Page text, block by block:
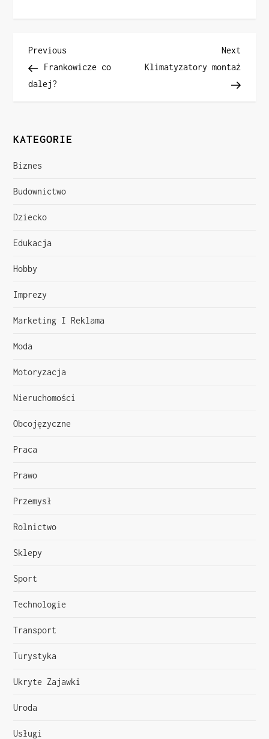
N
a
i
g
a
c
j
a
w
p
i
s
u
Previous
Post
Previous
Frankowicze co
dalej?
Next
Post
Next
Klimatyzatory montaż
KATEGORIE
Biznes
Budownictwo
Dziecko
Edukacja
Hobby
Imprezy
Marketing I Reklama
Moda
Motoryzacja
Nieruchomości
Obcojęzyczne
Praca
Prawo
Przemysł
Rolnictwo
Sklepy
Sport
Technologie
Transport
Turystyka
Ukryte Zajawki
Uroda
Usługi